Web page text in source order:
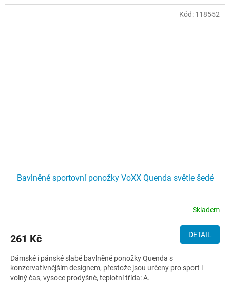
Bavlněné sportovní ponožky VoXX Quenda světle šedé
Skladem
261 Kč DETAIL
Dámské i pánské slabé bavlněné ponožky Quenda s
konzervativnějším designem, přestože jsou určeny pro sport i
volný čas, vysoce prodyšné, teplotní třída: A.
Kód: 118552